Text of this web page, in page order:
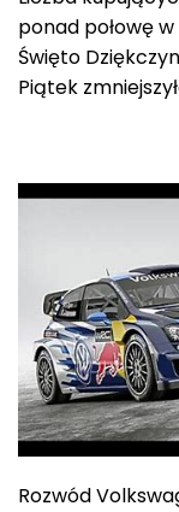
ponad połowę
Święto
Piątek
Rozwód